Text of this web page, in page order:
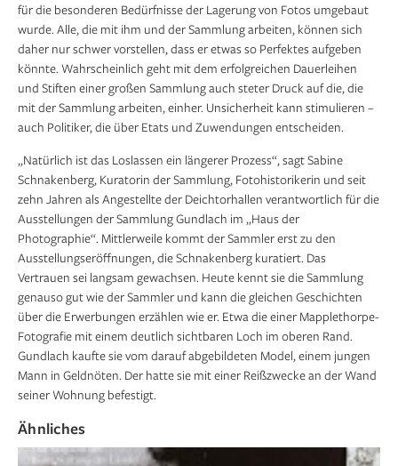
für die besonderen Bedürfnisse der Lagerung von Fotos umgebaut
wurde. Alle, die mit ihm und der Sammlung arbeiten, können sich
daher nur schwer vorstellen, dass er etwas so Perfektes aufgeben
könnte. Wahrscheinlich geht mit dem erfolgreichen Dauer­leihen
und Stiften einer großen Sammlung auch steter Druck auf die, die
mit der Sammlung arbeiten, einher. Unsicherheit kann stimulieren –
auch Politiker, die über Etats und Zuwendungen entscheiden.
„Natürlich ist das Loslassen ein längerer Prozess“, sagt Sabine
Schnakenberg, Kuratorin der Sammlung, Fotohistorikerin und seit
zehn Jahren als Angestellte der Deichtorhallen verantwortlich für die
Ausstellungen der Sammlung Gundlach im „Haus der
Photographie“. Mittlerweile kommt der Sammler erst zu den
Ausstellungseröffnungen, die Schnakenberg kuratiert. Das
Vertrauen sei langsam gewachsen. Heute kennt sie die Sammlung
genauso gut wie der Sammler und kann die gleichen Geschichten
über die Erwerbungen erzählen wie er. Etwa die einer Mapplethorpe-
Fotografie mit einem deutlich sichtbaren Loch im oberen Rand.
Gundlach kaufte sie vom darauf abgebildeten Model, einem jungen
Mann in Geldnöten. Der hatte sie mit einer Reißzwecke an der Wand
seiner Wohnung befestigt.
Ähnliches